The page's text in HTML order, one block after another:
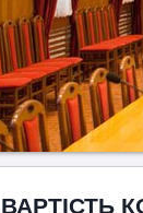
ВАРТІСТЬ